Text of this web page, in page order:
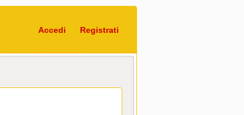
Accedi Registrati